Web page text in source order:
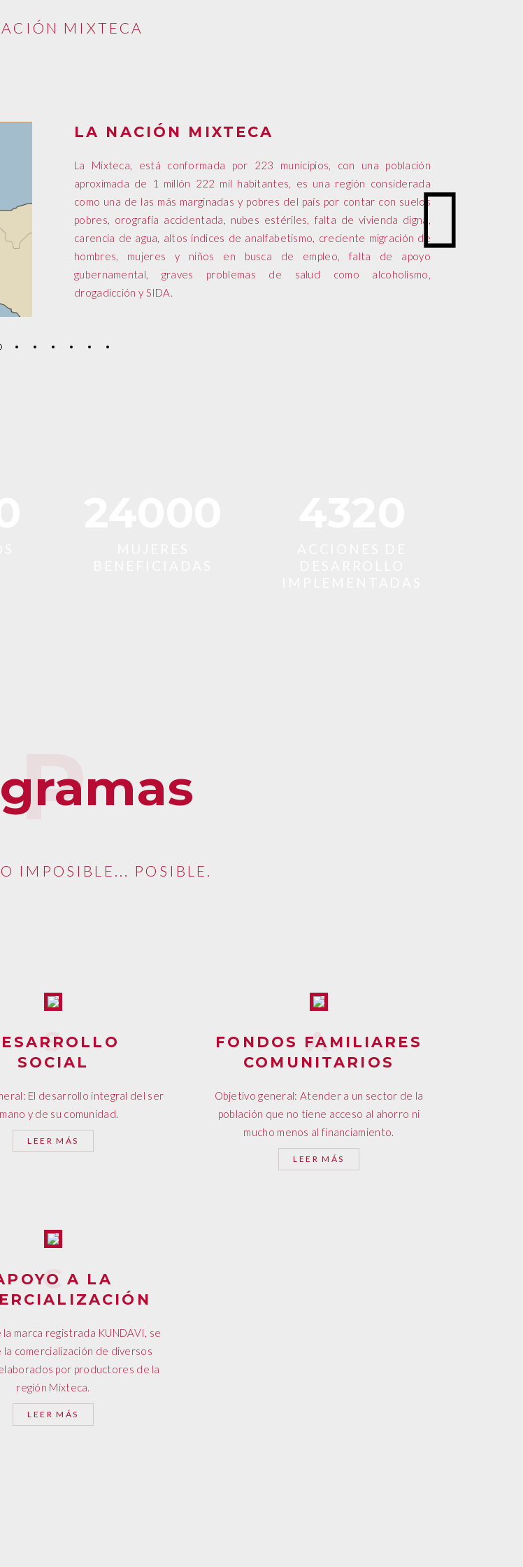
MIXTECA
LA NACIÓN MIXTECA
La Mixteca, está conformada por 223 municipios, con una población
aproximada de 1 millón 222 mil habitantes, es una región considerada
como una de las más marginadas y pobres del país por contar con suelos
pobres, orografía accidentada, nubes estériles, falta de vivienda digna,
carencia de agua, altos índices de analfabetismo, creciente migración de
hombres, mujeres y niños en busca de empleo, falta de apoyo
gubernamental, graves problemas de salud como alcoholismo,
drogadicción y SIDA.
IMPOSIBLE... POSIBLE.
SOCIAL
El desarrollo integral del ser
y de su comunidad.
LEER MÁS
FONDOS FAMILIARES
COMUNITARIOS
Objetivo general: Atender a un sector de la
población que no tiene acceso al ahorro ni
mucho menos al financiamiento.
LEER MÁS
A LA
marca registrada KUNDAVI, se
la comercialización de diversos
por productores de la
región Mixteca.
LEER MÁS